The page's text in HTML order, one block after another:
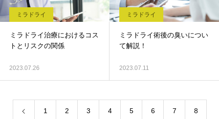
ミラドライ
ミラドライ治療におけるコス
トとリスクの関係
2023.07.26
ミラドライ
ミラドライ術後の臭いについ
て解説！
2023.07.11
1 2 3 4 5 6 7 8